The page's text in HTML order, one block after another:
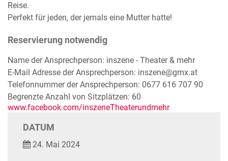
Reise.
Perfekt für jeden, der jemals eine Mutter hatte!
Reservierung notwendig
Name der Ansprechperson: inszene - Theater & mehr
E-Mail Adresse der Ansprechperson: inszene@gmx.at
Telefonnummer der Ansprechperson: 0677 616 707 90
Begrenzte Anzahl von Sitzplätzen: 60
www.facebook.com/inszeneTheaterundmehr
DATUM
24. Mai 2024